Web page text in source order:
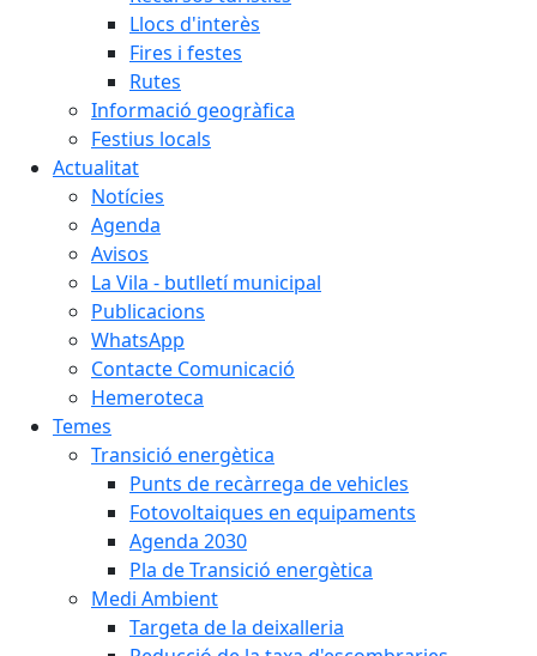
Llocs d'interès
Fires i festes
Rutes
Informació geogràfica
Festius locals
Actualitat
Notícies
Agenda
Avisos
La Vila - butlletí municipal
Publicacions
WhatsApp
Contacte Comunicació
Hemeroteca
Temes
Transició energètica
Punts de recàrrega de vehicles
Fotovoltaiques en equipaments
Agenda 2030
Pla de Transició energètica
Medi Ambient
Targeta de la deixalleria